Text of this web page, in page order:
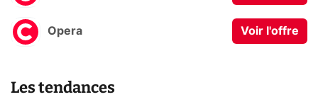
Opera Voir l'offre
Les tendances